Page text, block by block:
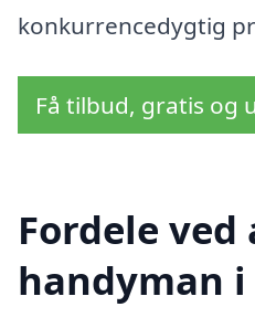
konkurrencedygtig
Få tilbud, gratis og
Fordele
handyman